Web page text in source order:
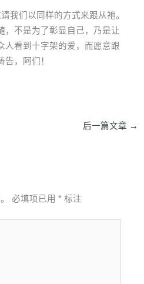
我们以同样的方式来跟从祂。
，不是为了彰显自己，乃是让
人看到十字架的爱，而愿意跟
告，阿们！
后一篇文章 →
必填项已用* 标注